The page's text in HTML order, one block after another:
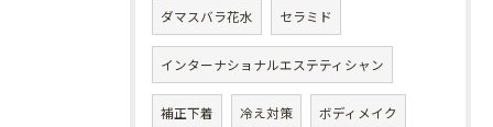
ダマスバラ花水 セラミド
インターナショナルエステティシャン
補正下着 冷え対策 ボディメイク